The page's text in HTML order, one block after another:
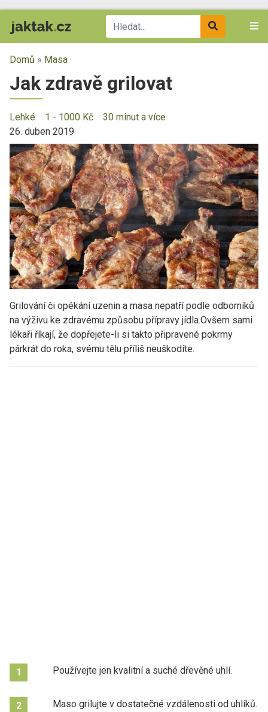
Domů » Masa
Jak zdravě grilovat
Lehké 1 - 1000 Kč
30 minut a více
26. duben 2019
Grilování či opékání uzenin a masa nepatří podle odborníků
na výživu ke zdravému způsobu přípravy jídla.Ovšem sami
lékaři říkají, že dopřejete-li si takto připravené pokrmy
párkrát do roka, svému tělu příliš neuškodíte.
1 Používejte jen kvalitní a suché dřevěné uhlí.
2 Maso grilujte v dostatečné vzdálenosti od uhlíků.